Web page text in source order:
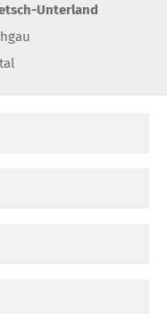
Unterland